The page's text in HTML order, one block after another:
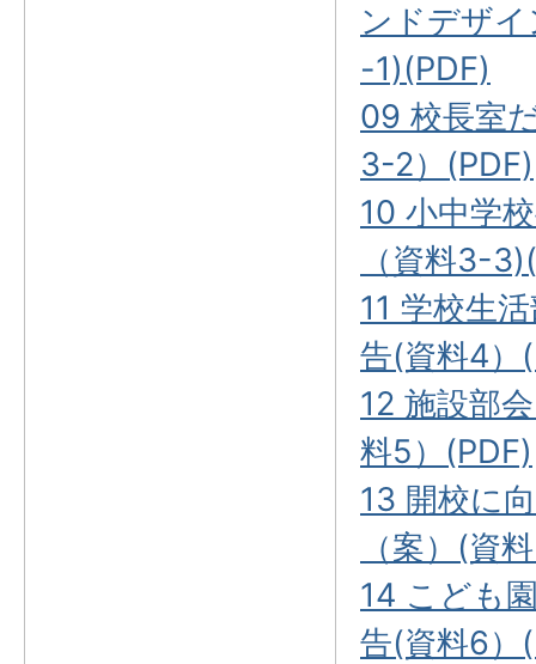
ンドデザ
-1)(PDF)
09 校長室
3-2）(PDF)
10 小中学
（資料3-
11 学校生
告(資料4）
12 施設部
料5）(PDF)
13 開校に
（案）(資
14 こども
告(資料6）